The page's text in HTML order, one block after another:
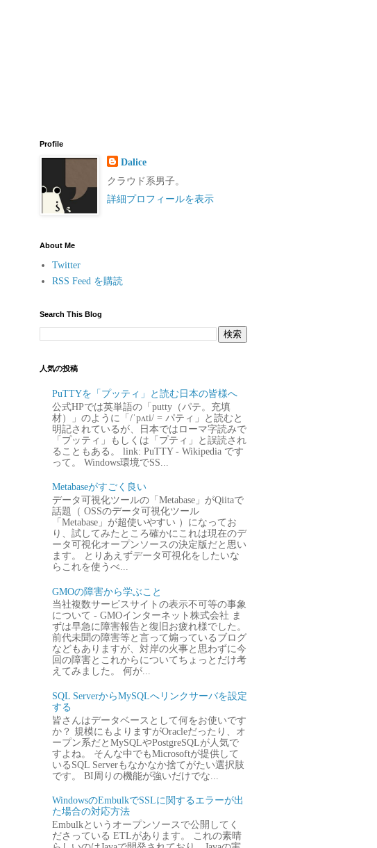
Profile
Dalice
クラウド系男子。
詳細プロフィールを表示
About Me
Twitter
RSS Feed を購読
Search This Blog
人気の投稿
PuTTYを「プッティ」と読む日本の皆様へ
公式HPでは英単語の「putty（パテ。充填
材）」のように「/ˈpʌti/ = パティ」と読むと
明記されているが、日本ではローマ字読みで
「プッティ」もしくは「プティ」と誤読され
ることもある。 link: PuTTY - Wikipedia です
って。 Windows環境でSS...
Metabaseがすごく良い
データ可視化ツールの「Metabase」がQiitaで
話題（ OSSのデータ可視化ツール
「Metabase」が超使いやすい ）になってお
り、試してみたところ確かにこれは現在のデ
ータ可視化オープンソースの決定版だと思い
ます。 とりあえずデータ可視化をしたいな
らこれを使うべ...
GMOの障害から学ぶこと
当社複数サービスサイトの表示不可等の事象
について - GMOインターネット株式会社 ま
ずは早急に障害報告と復旧お疲れ様でした。
前代未聞の障害等と言って煽っているブログ
などもありますが、対岸の火事と思わずに今
回の障害とこれからについてちょっとだけ考
えてみました。 何が...
SQL ServerからMySQLへリンクサーバを設定
する
皆さんはデータベースとして何をお使いです
か？ 規模にもよりますがOracleだったり、オ
ープン系だとMySQLやPostgreSQLが人気で
すよね。 そんな中でもMicrosoftが提供して
いるSQL Serverもなかなか捨てがたい選択肢
です。 BI周りの機能が強いだけでな...
WindowsのEmbulkでSSLに関するエラーが出
た場合の対応方法
Embulkというオープンソースで公開してく
ださっている ETLがあります。 これの素晴